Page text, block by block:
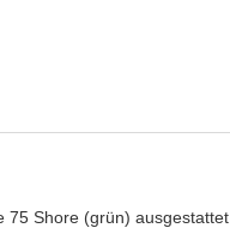
75 Shore (grün) ausgestattet.